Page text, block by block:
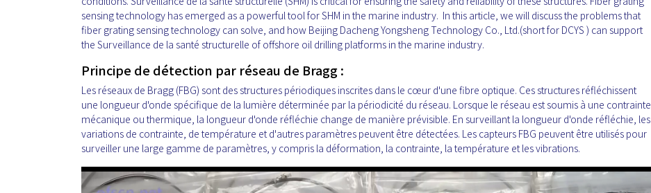
sensing technology has emerged as a powerful tool for SHM in the marine industry. In this article, we will discuss the problems that
fiber grating sensing technology can solve, and how Beijing Dacheng Yongsheng Technology Co., Ltd.(short for DCYS ) can support
the Surveillance de la santé structurelle of offshore oil drilling platforms in the marine industry.
Principe de détection par réseau de Bragg :
Les réseaux de Bragg (FBG) sont des structures périodiques inscrites dans le cœur d'une fibre optique. Ces structures réfléchissent
une longueur d'onde spécifique de la lumière déterminée par la périodicité du réseau. Lorsque le réseau est soumis à une contrainte
mécanique ou thermique, la longueur d'onde réfléchie change de manière prévisible. En surveillant la longueur d'onde réfléchie, les
variations de contrainte, de température et d'autres paramètres peuvent être détectées. Les capteurs FBG peuvent être utilisés pour
surveiller une large gamme de paramètres, y compris la déformation, la contrainte, la température et les vibrations.